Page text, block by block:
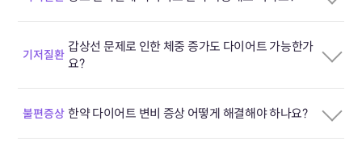
기저질환
갑상선 문제로 인한 체중 증가도 다이어트 가능한가
요?
불편증상 한약 다이어트 변비 증상 어떻게 해결해야 하나요?